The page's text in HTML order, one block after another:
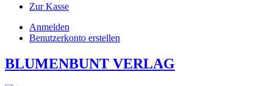
Zur Kasse
Anmelden
Benutzerkonto erstellen
BLUMENBUNT VERLAG